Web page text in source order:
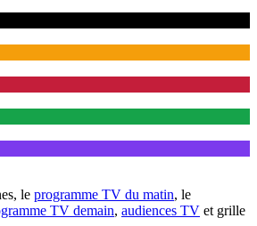
le programme TV du matin, le
TV demain, audiences TV et grille